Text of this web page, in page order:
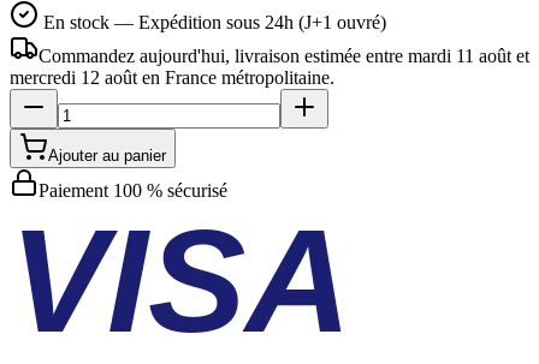
En stock — Expédition sous 24h (J+1 ouvré)
Commandez aujourd'hui, livraison estimée entre mardi 11 août et
mercredi 12 août en France métropolitaine.
Ajouter au panier
Paiement 100 % sécurisé
VISA